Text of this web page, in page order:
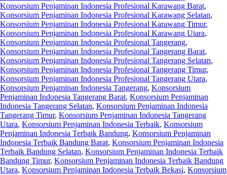
Konsorsium Penjaminan Indonesia Profesional Karawang Barat,
Konsorsium Penjaminan Indonesia Profesional Karawang Selatan,
Konsorsium Penjaminan Indonesia Profesional Karawang Timur,
Konsorsium Penjaminan Indonesia Profesional Karawang Utara,
Konsorsium Penjaminan Indonesia Profesional Tangerang,
Konsorsium Penjaminan Indonesia Profesional Tangerang Barat,
Konsorsium Penjaminan Indonesia Profesional Tangerang Selatan,
Konsorsium Penjaminan Indonesia Profesional Tangerang Timur,
Konsorsium Penjaminan Indonesia Profesional Tangerang Utara,
Konsorsium Penjaminan Indonesia Tangerang, Konsorsium
Penjaminan Indonesia Tangerang Barat, Konsorsium Penjaminan
Indonesia Tangerang Selatan, Konsorsium Penjaminan Indonesia
Tangerang Timur, Konsorsium Penjaminan Indonesia Tangerang
Utara, Konsorsium Penjaminan Indonesia Terbaik, Konsorsium
Penjaminan Indonesia Terbaik Bandung, Konsorsium Penjaminan
Indonesia Terbaik Bandung Barat, Konsorsium Penjaminan Indonesia
Terbaik Bandung Selatan, Konsorsium Penjaminan Indonesia Terbaik
Bandung Timur, Konsorsium Penjaminan Indonesia Terbaik Bandung
Utara, Konsorsium Penjaminan Indonesia Terbaik Bekasi, Konsorsium